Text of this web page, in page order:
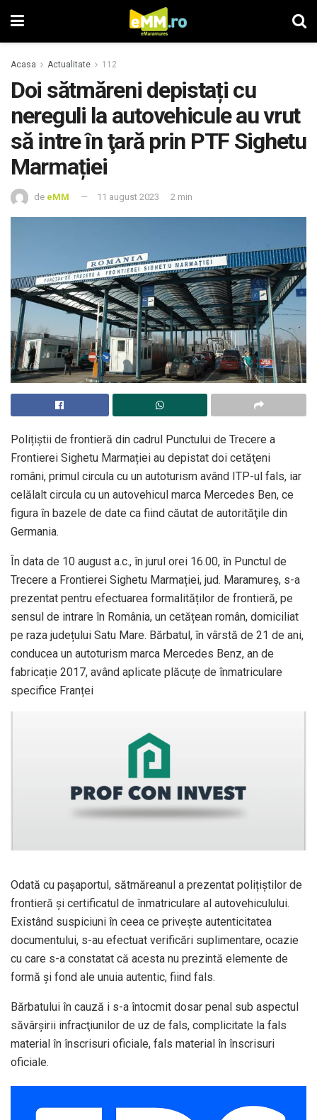
Acasa Actualitate 112
Doi sătmăreni depistați cu
nereguli la autovehicule au vrut
să intre în ţară prin PTF Sighetu
Marmației
de eMM 11 august 2023 2 min
Polițiștii de frontieră din cadrul Punctului de Trecere a
Frontierei Sighetu Marmației au depistat doi cetăţeni
români, primul circula cu un autoturism având ITP-ul fals, iar
celălalt circula cu un autovehicul marca Mercedes Ben, ce
figura în bazele de date ca fiind căutat de autorităţile din
Germania.
În data de 10 august a.c., în jurul orei 16.00, în Punctul de
Trecere a Frontierei Sighetu Marmației, jud. Maramureș, s-a
prezentat pentru efectuarea formalităților de frontieră, pe
sensul de intrare în România, un cetățean român, domiciliat
pe raza județului Satu Mare. Bărbatul, în vârstă de 21 de ani,
conducea un autoturism marca Mercedes Benz, an de
fabricație 2017, având aplicate plăcuțe de înmatriculare
specifice Franței
Odată cu pașaportul, sătmăreanul a prezentat polițiștilor de
frontieră și certificatul de înmatriculare al autovehiculului.
Existând suspiciuni în ceea ce privește autenticitatea
documentului, s-au efectuat verificări suplimentare, ocazie
cu care s-a constatat că acesta nu prezintă elemente de
formă și fond ale unuia autentic, fiind fals.
Bărbatului în cauză i s-a întocmit dosar penal sub aspectul
săvârşirii infracţiunilor de uz de fals, complicitate la fals
material în înscrisuri oficiale, fals material în înscrisuri
oficiale.